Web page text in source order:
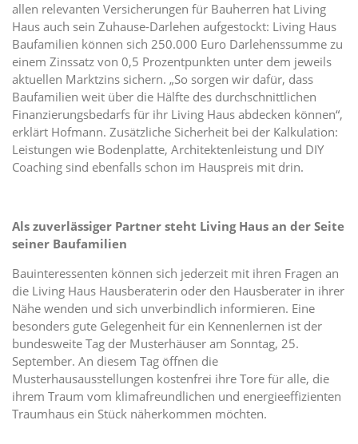
allen relevanten Versicherungen für Bauherren hat Living
Haus auch sein Zuhause-Darlehen aufgestockt: Living Haus
Baufamilien können sich 250.000 Euro Darlehenssumme zu
einem Zinssatz von 0,5 Prozentpunkten unter dem jeweils
aktuellen Marktzins sichern. „So sorgen wir dafür, dass
Baufamilien weit über die Hälfte des durchschnittlichen
Finanzierungsbedarfs für ihr Living Haus abdecken können“,
erklärt Hofmann. Zusätzliche Sicherheit bei der Kalkulation:
Leistungen wie Bodenplatte, Architektenleistung und DIY
Coaching sind ebenfalls schon im Hauspreis mit drin.
Als zuverlässiger Partner steht Living Haus an der Seite
seiner Baufamilien
Bauinteressenten können sich jederzeit mit ihren Fragen an
die Living Haus Hausberaterin oder den Hausberater in ihrer
Nähe wenden und sich unverbindlich informieren. Eine
besonders gute Gelegenheit für ein Kennenlernen ist der
bundesweite Tag der Musterhäuser am Sonntag, 25.
September. An diesem Tag öffnen die
Musterhausausstellungen kostenfrei ihre Tore für alle, die
ihrem Traum vom klimafreundlichen und energieeffizienten
Traumhaus ein Stück näherkommen möchten.